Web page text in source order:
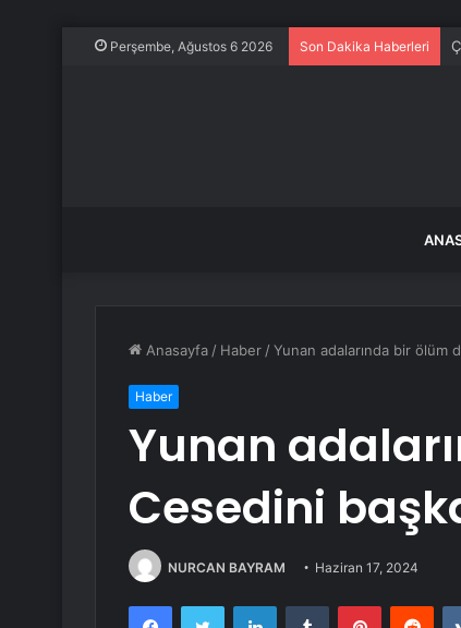
Perşembe, Ağustos 6 2026 Son Dakika Haberleri
Anasayfa / Haber /Yunan adalarında bir ölüm
Haber
Yunan
Cesedini
NURCAN BAYRAM Haziran 17, 2024
FacebookTwitter LinkedInTumblr Pinterest